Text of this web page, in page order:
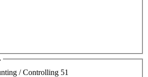
/ Controlling 51